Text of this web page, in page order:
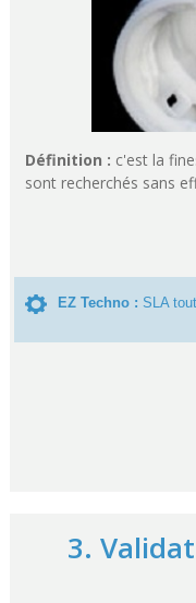
Définition : c'est la
sont recherchés sans
EZ Techno : SLA
3.